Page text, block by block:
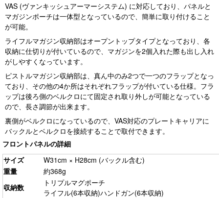
VAS (ヴァンキッシュアーマーシステム) に対応しており、パネルと
マガジンポーチは一体型となっているので、簡単に取り付けること
が可能。
ライフルマガジン収納部はオープントップタイプとなっており、各
収納に仕切りが付いているので、マガジンを2個入れた際も出し入れ
がしやすくなっています。
ピストルマガジン収納部は、真ん中のみ2つで一つのフラップとなっ
ており、その他の4か所はそれぞれフラップが付いている仕様。フラ
ップは後ろ側のベルクロにて固定され取り外しが可能となっている
ので、長さ調節が出来ます。
裏側がベルクロになっているので、VAS対応のプレートキャリアに
バックルとベルクロを接続することで取付できます。
フロントパネルの詳細
サイズ
W31cm × H28cm (バックル含む)
重量
約368g
収納数
トリプルマグポーチ
ライフル(6本収納)ハンドガン(6本収納)